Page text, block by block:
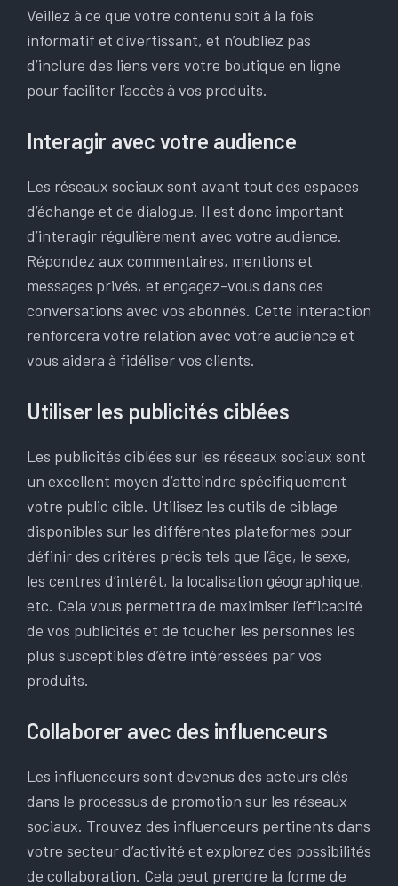
Veillez à ce que votre contenu soit à la fois
informatif et divertissant, et n’oubliez pas
d’inclure des liens vers votre boutique en ligne
pour faciliter l’accès à vos produits.
Interagir avec votre audience
Les réseaux sociaux sont avant tout des espaces
d’échange et de dialogue. Il est donc important
d’interagir régulièrement avec votre audience.
Répondez aux commentaires, mentions et
messages privés, et engagez-vous dans des
conversations avec vos abonnés. Cette interaction
renforcera votre relation avec votre audience et
vous aidera à fidéliser vos clients.
Utiliser les publicités ciblées
Les publicités ciblées sur les réseaux sociaux sont
un excellent moyen d’atteindre spécifiquement
votre public cible. Utilisez les outils de ciblage
disponibles sur les différentes plateformes pour
définir des critères précis tels que l’âge, le sexe,
les centres d’intérêt, la localisation géographique,
etc. Cela vous permettra de maximiser l’efficacité
de vos publicités et de toucher les personnes les
plus susceptibles d’être intéressées par vos
produits.
Collaborer avec des influenceurs
Les influenceurs sont devenus des acteurs clés
dans le processus de promotion sur les réseaux
sociaux. Trouvez des influenceurs pertinents dans
votre secteur d’activité et explorez des possibilités
de collaboration. Cela peut prendre la forme de